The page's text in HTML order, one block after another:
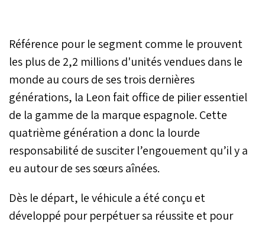
Référence pour le segment comme le prouvent
les plus de 2,2 millions d'unités vendues dans le
monde au cours de ses trois dernières
générations, la Leon fait office de pilier essentiel
de la gamme de la marque espagnole. Cette
quatrième génération a donc la lourde
responsabilité de susciter l’engouement qu’il y a
eu autour de ses sœurs aînées.
Dès le départ, le véhicule a été conçu et
développé pour perpétuer sa réussite et pour